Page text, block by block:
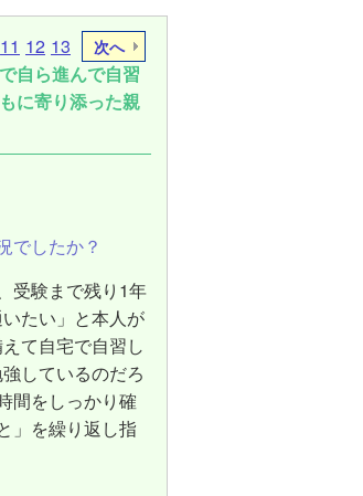
11 12 13 次へ
自ら進んで自習
に寄り添った親
でしたか？
受験まで残り1年
たい」と本人が
て自宅で自習し
しているのだろ
間をしっかり確
」を繰り返し指